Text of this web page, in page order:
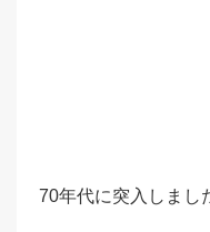
70年代に突入しまし